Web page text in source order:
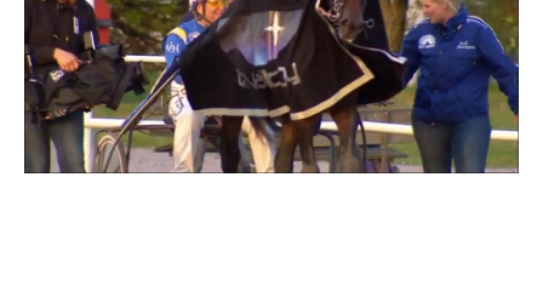
Hört och hänt
Tävling
Tävlingsserier
Träning och provlopp